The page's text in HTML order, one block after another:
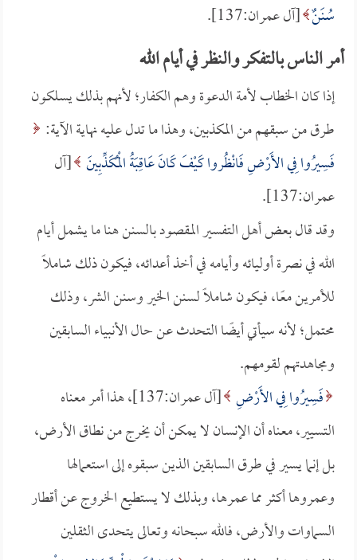
سُنَنٌ [آل عمران:137].
أمر الناس بالتفكر والنظر في أيام الله
إذا كان الخطاب لأمة الدعوة وهم الكفار؛ لأنهم بذلك يسلكون
طرق من سبقهم من المكذبين، وهذا ما تدل عليه نهاية الآية:
فَسِيرُوا فِي الأَرْضِ فَانْظُروا كَيْفَ كَانَ عَاقِبَةُ الْمُكَذِّبِينَ [آل
عمران:137].
وقد قال بعض أهل التفسير المقصود بالسنن هنا ما يشمل أيام
الله في نصرة أوليائه وأيامه في أخذ أعدائه، فيكون ذلك شاملًا
للأمرين معًا، فيكون شاملًا لسنن الخير وسنن الشر، وذلك
محتمل؛ لأنه سيأتي أيضًا التحدث عن حال الأنبياء السابقين
ومجاهدتهم لقومهم.
فَسِيرُوا فِي الأَرْضِ
[آل عمران:137]، هذا أمر معناه
التسيير، معناه أن الإنسان لا يمكن أن يخرج من نطاق الأرض،
بل إنما يسير في طرق السابقين الذين سبقوه إلى استعمالها
وعمروها أكثر مما عمرها، وبذلك لا يستطيع الخروج عن أقطار
السماوات والأرض، فالله سبحانه وتعالى يتحدى الثقلين